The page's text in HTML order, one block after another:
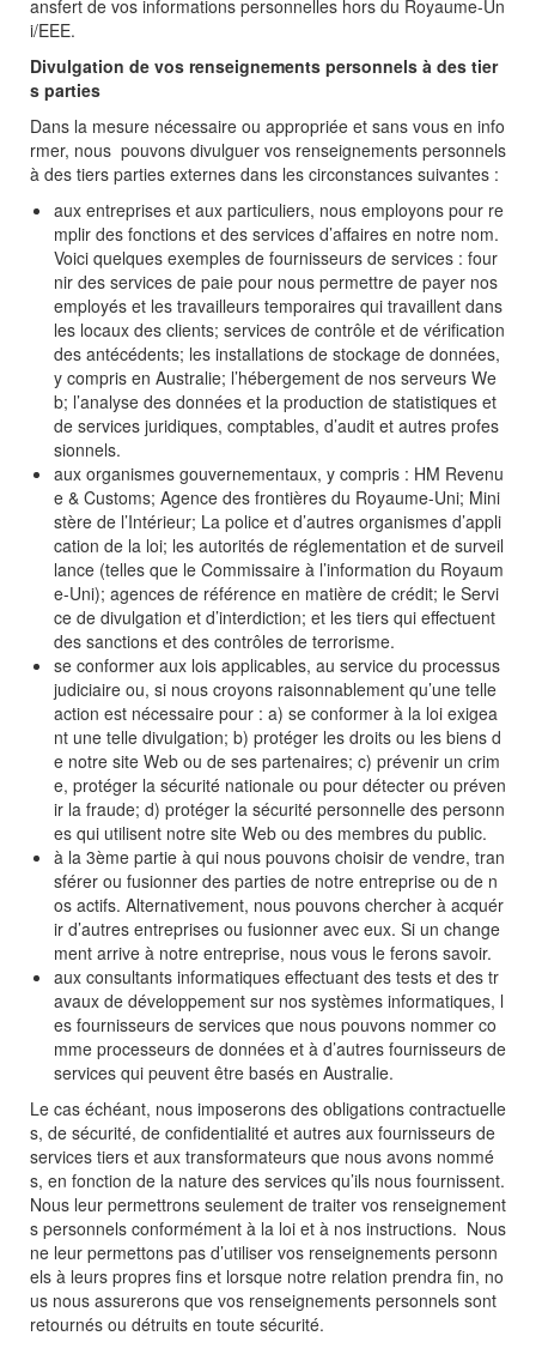
ansfert de vos informations personnelles hors du Royaume-Un
i/EEE.
Divulgation de vos renseignements personnels à des tier
s parties
Dans la mesure nécessaire ou appropriée et sans vous en info
rmer, nous pouvons divulguer vos renseignements personnels
à des tiers parties externes dans les circonstances suivantes :
aux entreprises et aux particuliers, nous employons pour re
mplir des fonctions et des services d’affaires en notre nom.
Voici quelques exemples de fournisseurs de services : four
nir des services de paie pour nous permettre de payer nos
employés et les travailleurs temporaires qui travaillent dans
les locaux des clients; services de contrôle et de vérification
des antécédents; les installations de stockage de données,
y compris en Australie; l’hébergement de nos serveurs We
b; l’analyse des données et la production de statistiques et
de services juridiques, comptables, d’audit et autres profes
sionnels.
aux organismes gouvernementaux, y compris : HM Revenu
e & Customs; Agence des frontières du Royaume-Uni; Mini
stère de l’Intérieur; La police et d’autres organismes d’appli
cation de la loi; les autorités de réglementation et de surveil
lance (telles que le Commissaire à l’information du Royaum
e-Uni); agences de référence en matière de crédit; le Servi
ce de divulgation et d’interdiction; et les tiers qui effectuent
des sanctions et des contrôles de terrorisme.
se conformer aux lois applicables, au service du processus
judiciaire ou, si nous croyons raisonnablement qu’une telle
action est nécessaire pour : a) se conformer à la loi exigea
nt une telle divulgation; b) protéger les droits ou les biens d
e notre site Web ou de ses partenaires; c) prévenir un crim
e, protéger la sécurité nationale ou pour détecter ou préven
ir la fraude; d) protéger la sécurité personnelle des personn
es qui utilisent notre site Web ou des membres du public.
à la 3ème partie à qui nous pouvons choisir de vendre, tran
sférer ou fusionner des parties de notre entreprise ou de n
os actifs. Alternativement, nous pouvons chercher à acquér
ir d’autres entreprises ou fusionner avec eux. Si un change
ment arrive à notre entreprise, nous vous le ferons savoir.
aux consultants informatiques effectuant des tests et des tr
avaux de développement sur nos systèmes informatiques, l
es fournisseurs de services que nous pouvons nommer co
mme processeurs de données et à d’autres fournisseurs de
services qui peuvent être basés en Australie.
Le cas échéant, nous imposerons des obligations contractuelle
s, de sécurité, de confidentialité et autres aux fournisseurs de
services tiers et aux transformateurs que nous avons nommé
s, en fonction de la nature des services qu’ils nous fournissent.
Nous leur permettrons seulement de traiter vos renseignement
s personnels conformément à la loi et à nos instructions. Nous
ne leur permettons pas d’utiliser vos renseignements personn
els à leurs propres fins et lorsque notre relation prendra fin, no
us nous assurerons que vos renseignements personnels sont
retournés ou détruits en toute sécurité.